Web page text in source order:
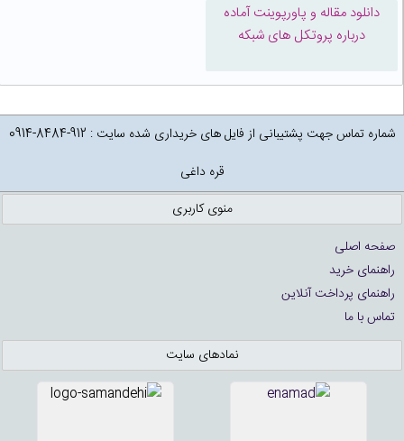
دانلود مقاله و پاورپوینت آماده
درباره پروتکل های شبکه
شماره تماس جهت پشتیبانی از فایل های خریداری شده سایت : 912-8484-0914
قره داغی
منوی کاربری
صفحه اصلی
راهنمای خرید
راهنمای پرداخت آنلاین
تماس با ما
نمادهای سایت